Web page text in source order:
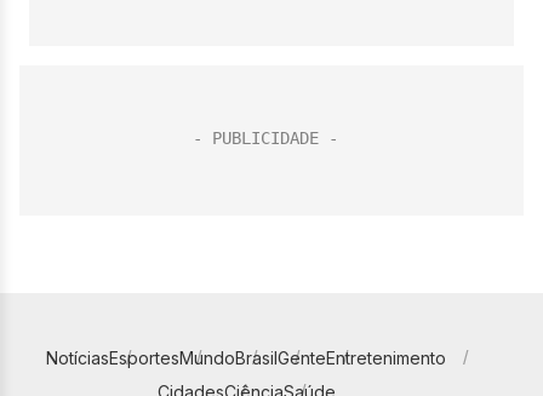
NotíciasEsportesMundoBrasilGenteEntretenimento
CidadesCiênciaSaúde